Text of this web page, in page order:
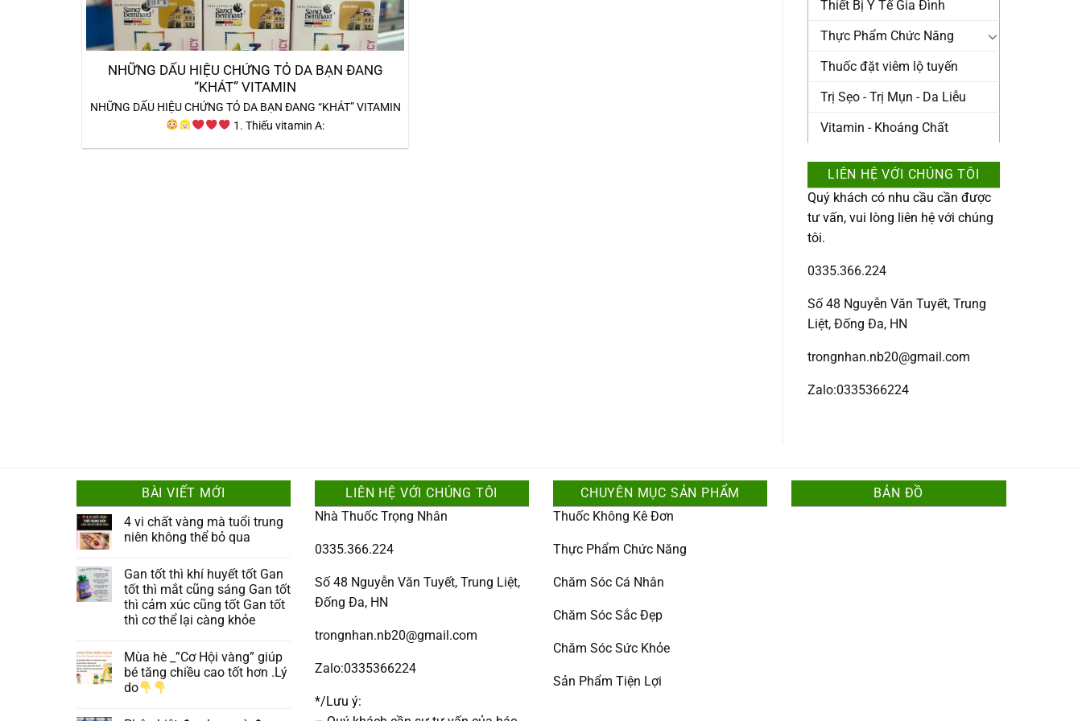
NHỮNG DẤU HIỆU CHỨNG TỎ DA BẠN ĐANG
“KHÁT” VITAMIN
NHỮNG DẤU HIỆU CHỨNG TỎ DA BẠN ĐANG “KHÁT” VITAMIN
1. Thiếu vitamin A:
Thiết Bị Y Tế Gia Đình
Thực Phẩm Chức Năng
Thuốc đặt viêm lộ tuyến
Trị Sẹo - Trị Mụn - Da Liễu
Vitamin - Khoáng Chất
LIÊN HỆ VỚI CHÚNG TÔI
Quý khách có nhu cầu cần được
tư vấn, vui lòng liên hệ với chúng
tôi.
0335.366.224
Số 48 Nguyễn Văn Tuyết, Trung
Liệt, Đống Đa, HN
trongnhan.nb20@gmail.com
Zalo:0335366224
BÀI VIẾT MỚI
4 vi chất vàng mà tuổi trung
niên không thể bỏ qua
Gan tốt thì khí huyết tốt Gan
tốt thì mắt cũng sáng Gan tốt
thì cảm xúc cũng tốt Gan tốt
thì cơ thể lại càng khỏe
Mùa hè _”Cơ Hội vàng” giúp
bé tăng chiều cao tốt hơn .Lý
do
LIÊN HỆ VỚI CHÚNG TÔI
Nhà Thuốc Trọng Nhân
0335.366.224
Số 48 Nguyễn Văn Tuyết, Trung Liệt,
Đống Đa, HN
trongnhan.nb20@gmail.com
Zalo:0335366224
*/Lưu ý:
CHUYÊN MỤC SẢN PHẨM
Thuốc Không Kê Đơn
Thực Phẩm Chức Năng
Chăm Sóc Cá Nhân
Chăm Sóc Sắc Đẹp
Chăm Sóc Sức Khỏe
Sản Phẩm Tiện Lợi
BẢN ĐỒ